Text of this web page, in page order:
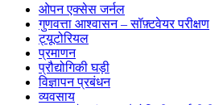
ओपन एक्सेस जर्नल
गुणवत्ता आश्वासन – सॉफ़्टवेयर परीक्षण
ट्यूटोरियल
प्रमाणन
प्रौद्योगिकी घड़ी
विज्ञापन प्रबंधन
व्यवसाय